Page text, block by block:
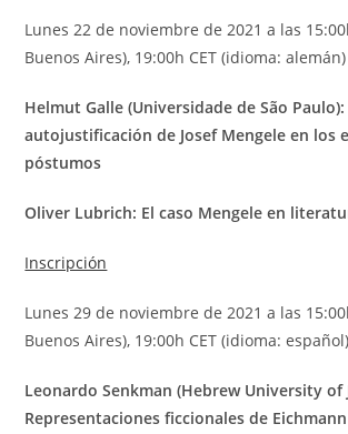
Lunes 22 de noviembre de 2021 a las
Buenos Aires), 19:00h CET (idioma: alemán)
Helmut Galle (Universidade de São
autojustificación de Josef Mengele en los
póstumos
Oliver Lubrich: El caso Mengele en
Inscripción
Lunes 29 de noviembre de 2021 a las
Buenos Aires), 19:00h CET (idioma: español)
Leonardo Senkman (Hebrew University of
Representaciones ficcionales de